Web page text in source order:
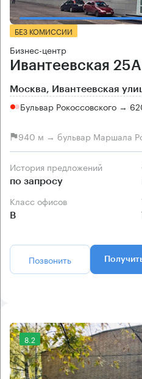
БЕЗ КОМИССИИ
Бизнес-центр
Ивантеевская 25А
Москва, Ивантеевская
Бульвар Рокоссовского →
940 м → бульвар Маршала
История предложений
по запросу
Класс офисов
B
Позвонить
8.2